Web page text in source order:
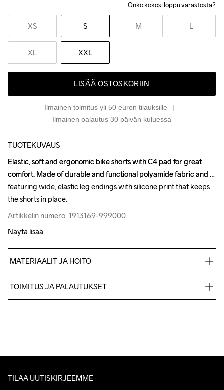
Onko kokosi loppu varastosta?
XS S M L
XL XXL
LISÄÄ OSTOSKORIIN
Ilmainen toimitus yli 50 euron tilauksille
Ilmainen palautus 30 päivän kuluessa
TUOTEKUVAUS
Elastic, soft and ergonomic bike shorts with C4 pad for great
comfort. Made of durable and functional polyamide fabric and
featuring wide, elastic leg endings with silicone print that keeps
the shorts in place.
Artikkelin numero: 1913169-999000
Elastic, soft and ergonomic bike shorts with C4 pad for great
comfort. Made of durable and functional polyamide fabric and
featuring wide, elastic leg endings with silicone print that keeps
the shorts in place.
Artikkelin numero: 1913169-999000
Näytä lisää
MATERIAALIT JA HOITO
TOIMITUS JA PALAUTUKSET
kysymyksiisi.
TILAA UUTISKIRJEEMME